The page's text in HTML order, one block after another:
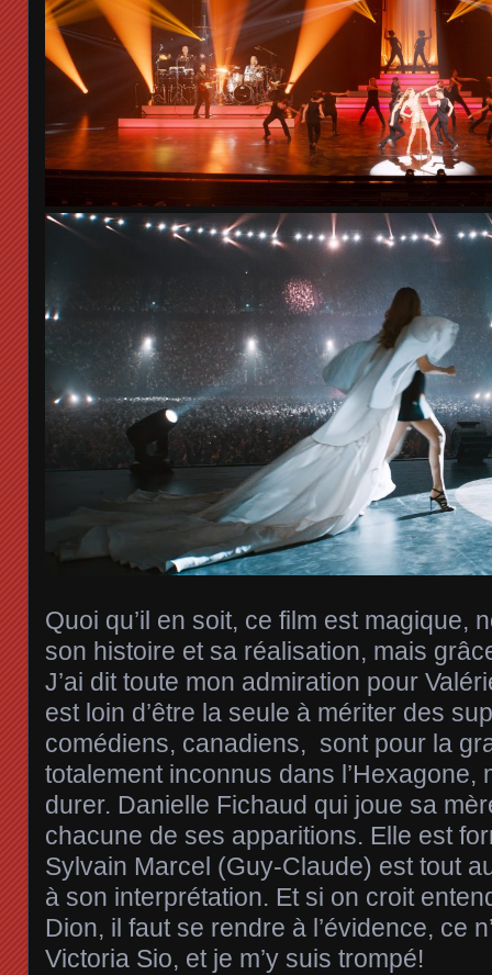
Quoi qu’il en soit, ce film est magique,
son histoire et sa réalisation, mais
J’ai dit toute mon admiration pour
est loin d’être la seule à mériter des
comédiens, canadiens, sont pour la
totalement inconnus dans l’Hexagone,
durer. Danielle Fichaud qui joue sa
chacune de ses apparitions. Elle est
Sylvain Marcel (Guy-Claude) est tout
à son interprétation. Et si on croit
Dion, il faut se rendre à l’évidence, ce
Victoria Sio, et je m’y suis trompé!